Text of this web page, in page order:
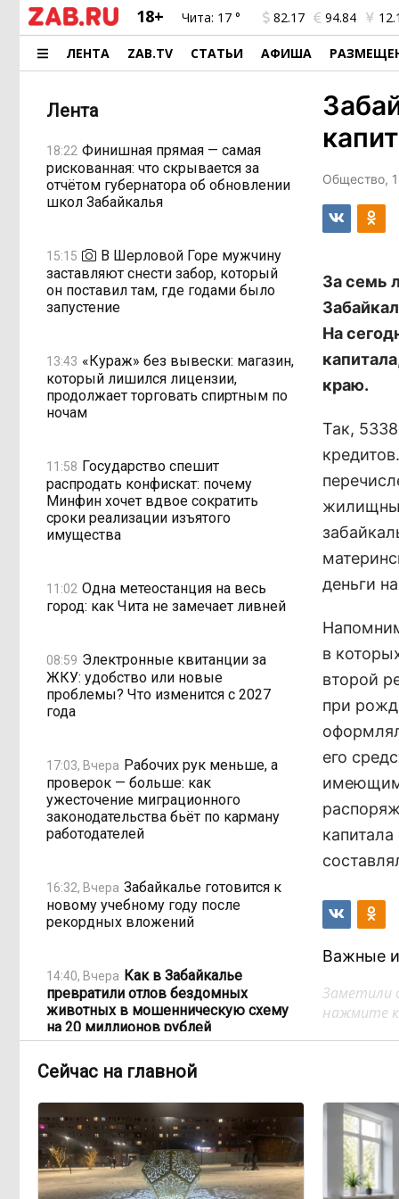
18+ Чита: 17 ° 82.17 94.84
ЛЕНТА ZAB.TV СТАТЬИ АФИША
Лента
18:22 Финишная прямая — самая
рискованная: что скрывается за
отчётом губернатора об обновлении
школ Забайкалья
15:15
В Шерловой Горе мужчину
заставляют снести забор, который
он поставил там, где годами было
запустение
13:43 «Кураж» без вывески: магазин,
который лишился лицензии,
продолжает торговать спиртным по
ночам
11:58 Государство спешит
распродать конфискат: почему
Минфин хочет вдвое сократить
сроки реализации изъятого
имущества
11:02 Одна метеостанция на весь
город: как Чита не замечает ливней
08:59 Электронные квитанции за
ЖКУ: удобство или новые
проблемы? Что изменится с 2027
года
17:03, Вчера Рабочих рук меньше, а
проверок — больше: как
ужесточение миграционного
законодательства бьёт по карману
работодателей
16:32, Вчера Забайкалье готовится к
новому учебному году после
рекордных вложений
14:40, Вчера Как в Забайкалье
превратили отлов бездомных
животных в мошенническую схему
на 20 миллионов рублей
14:01, Вчера
В Забайкалье продлили
запрет купания на Арахлее и Кеноне
13:15, Вчера Вода за 68 миллионов:
ТГК-14 заплатит государству за
пользование Кеноном и Ингодой
Общество,
За семь
На
краю.
Так,
деньги
в
второй
при
его
имеющим
Важные
Заметили
нажмите
Сейчас на главной